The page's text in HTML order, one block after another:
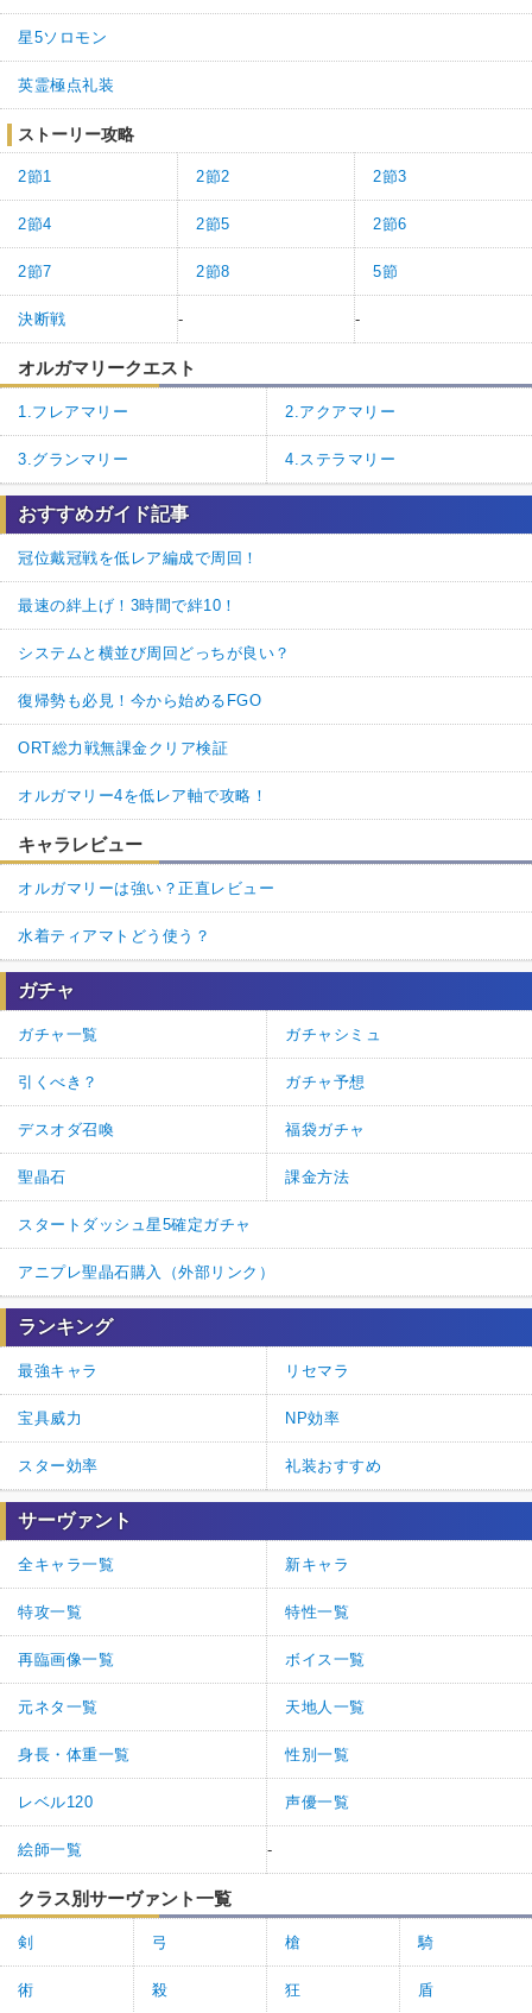
星5ソロモン
英霊極点礼装
ストーリー攻略
2節1 2節2 2節3
2節4 2節5 2節6
2節7 2節8 5節
決断戦 - -
オルガマリークエスト
1.フレアマリー 2.アクアマリー
3.グランマリー 4.ステラマリー
おすすめガイド記事
冠位戴冠戦を低レア編成で周回！
最速の絆上げ！3時間で絆10！
システムと横並び周回どっちが良い？
復帰勢も必見！今から始めるFGO
ORT総力戦無課金クリア検証
オルガマリー4を低レア軸で攻略！
キャラレビュー
オルガマリーは強い？正直レビュー
水着ティアマトどう使う？
ガチャ
ガチャ一覧 ガチャシミュ
引くべき？ ガチャ予想
デスオダ召喚 福袋ガチャ
聖晶石 課金方法
スタートダッシュ星5確定ガチャ
アニプレ聖晶石購入（外部リンク）
ランキング
最強キャラ リセマラ
宝具威力 NP効率
スター効率 礼装おすすめ
サーヴァント
全キャラ一覧 新キャラ
特攻一覧 特性一覧
再臨画像一覧 ボイス一覧
元ネタ一覧 天地人一覧
身長・体重一覧 性別一覧
レベル120 声優一覧
絵師一覧 -
クラス別サーヴァント一覧
剣 弓 槍 騎
術 殺 狂 盾